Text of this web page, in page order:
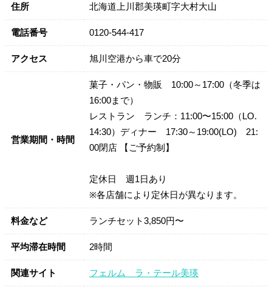
住所 北海道上川郡美瑛町字大村大山
電話番号 0120-544-417
アクセス 旭川空港から車で20分
営業期間・時間
菓子・パン・物販 10:00～17:00（冬季は
16:00まで）
レストラン ランチ：11:00〜15:00（LO.
14:30）ディナー 17:30～19:00(LO) 21:
00閉店 【ご予約制】
定休日 週1日あり
※各店舗により定休日が異なります。
料金など ランチセット3,850円〜
平均滞在時間 2時間
関連サイト フェルム ラ・テール美瑛